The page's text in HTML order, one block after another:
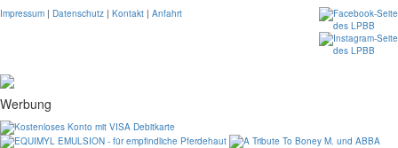
Impressum | Datenschutz | Kontakt | Anfahrt
Werbung